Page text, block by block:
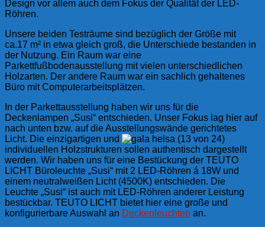
Design vor allem auch dem Fokus der Qualität der LED-
Röhren.
Unsere beiden Testräume sind bezüglich der Größe mit
ca.17 m² in etwa gleich groß, die Unterschiede bestanden in
der Nutzung. Ein Raum war eine
Parkettfußbodenausstellung mit vielen unterschiedlichen
Holzarten. Der andere Raum war ein sachlich gehaltenes
Büro mit Computerarbeitsplätzen.
In der Parkettausstellung haben wir uns für die
Deckenlampen „Susi“ entschieden. Unser Fokus lag hier auf
nach unten bzw. auf die Ausstellungswände gerichtetes
Licht. Die einzigartigen und
individuellen Holzstrukturen sollen authentisch dargestellt
werden. Wir haben uns für eine Bestückung der TEUTO
LICHT Büroleuchte „Susi“ mit 2 LED-Röhren á 18W und
einem neutralweißen Licht (4500K) entschieden. Die
Leuchte „Susi“ ist auch mit LED-Röhren anderer Leistung
bestückbar. TEUTO LICHT bietet hier eine große und
konfigurierbare Auswahl an Deckenleuchten an.